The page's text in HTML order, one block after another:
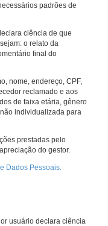
padrões de
ciência de que
o relato da
final do
nome, endereço, CPF,
reclamado e aos
de faixa etária, gênero
individualizada para
prestadas pelo
do gestor.
Dados Pessoais.
usuário declara ciência